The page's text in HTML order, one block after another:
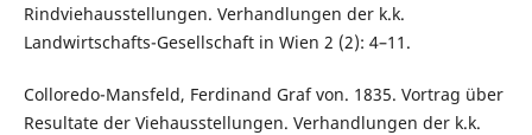
Rindviehausstellungen. Verhandlungen der k.k.
Landwirtschafts-Gesellschaft in Wien 2 (2): 4–11.
Colloredo-Mansfeld, Ferdinand Graf von. 1835. Vortrag über
Resultate der Viehausstellungen. Verhandlungen der k.k.